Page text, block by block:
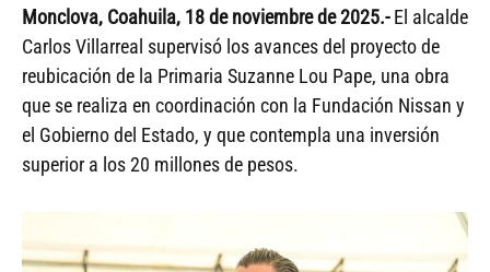
Monclova, Coahuila, 18 de noviembre de 2025.-El alcalde
Carlos Villarreal supervisó los avances del proyecto de
reubicación de la Primaria Suzanne Lou Pape, una obra
que se realiza en coordinación con la Fundación Nissan y
el Gobierno del Estado, y que contempla una inversión
superior a los 20 millones de pesos.